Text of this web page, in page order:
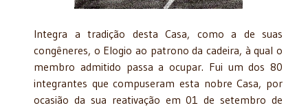
Integra a tradição desta Casa, como a de suas
congêneres, o Elogio ao patrono da cadeira, à qual o
membro admitido passa a ocupar. Fui um dos 80
integrantes que compuseram esta nobre Casa, por
ocasião da sua reativação em 01 de setembro de